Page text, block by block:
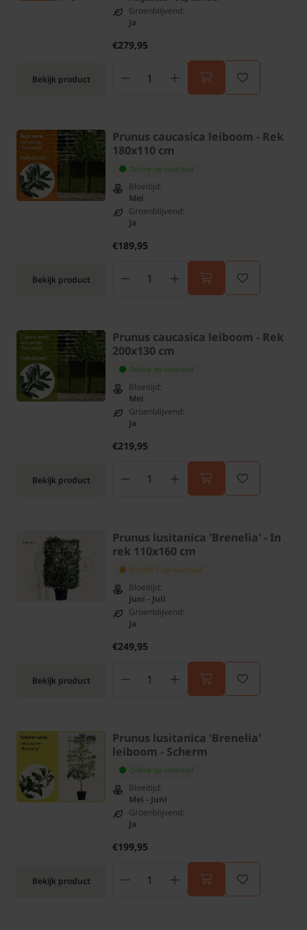
Bekijk product
Groenblijvend:
Ja
€279,95
Bekijk product
Prunus caucasica leiboom - Rek
180x110 cm
Online op voorraad
Bloeitijd:
Mei
Groenblijvend:
Ja
€189,95
Bekijk product
Prunus caucasica leiboom - Rek
200x130 cm
Online op voorraad
Bloeitijd:
Mei
Groenblijvend:
Ja
€219,95
Bekijk product
Prunus lusitanica 'Brenelia' - In
rek 110x160 cm
Slechts 1 op voorraad
Bloeitijd:
Juni - Juli
Groenblijvend:
Ja
€249,95
Bekijk product
Prunus lusitanica 'Brenelia'
leiboom - Scherm
Online op voorraad
Bloeitijd:
Mei - Juni
Groenblijvend:
Ja
€199,95